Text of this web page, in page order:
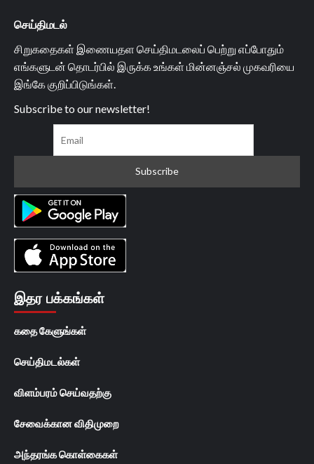
செய்திமடல்
சிறுகதைகள் இணையதள செய்திமடலைப் பெற்று எப்போதும்
எங்களுடன் தொடர்பில் இருக்க உங்கள் மின்னஞ்சல் முகவரியை
இங்கே குறிப்பிடுங்கள்.
Subscribe to our newsletter!
இதர பக்கங்கள்
கதை கேளுங்கள்
செய்திமடல்கள்
விளம்பரம் செய்வதற்கு
சேவைக்கான விதிமுறை
அந்தரங்க கொள்கைகள்